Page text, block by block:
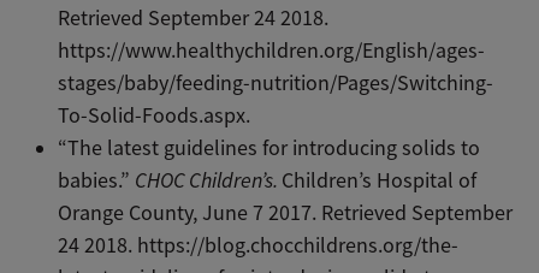
Retrieved September 24 2018.
https://www.healthychildren.org/English/ages-
stages/baby/feeding-nutrition/Pages/Switching-
To-Solid-Foods.aspx.
“The latest guidelines for introducing solids to
babies.” CHOC Children’s. Children’s Hospital of
Orange County, June 7 2017. Retrieved September
24 2018. https://blog.chocchildrens.org/the-